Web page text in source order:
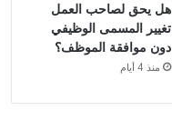
هل يحق لصاحب العمل
تغيير المسمى الوظيفي
دون موافقة الموظف؟
منذ 4 أيام